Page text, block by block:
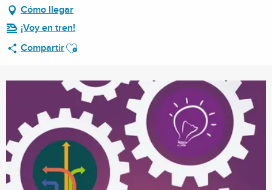
Cómo llegar
¡Voy en tren!
CompartirAjouter aux favoris